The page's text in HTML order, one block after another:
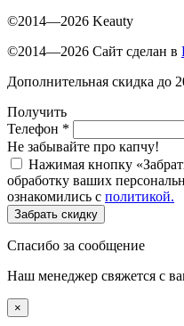
©2014—2026 Keauty
©2014—2026 Сайт сделан в
Дополнительная скидка до
Получить
Телефон *
Не забывайте про капчу!
Нажимая кнопку
обработку ваших
ознакомились с политикой.
Забрать скидку
Спасибо за сообщение
Наш менеджер свяжется с
×